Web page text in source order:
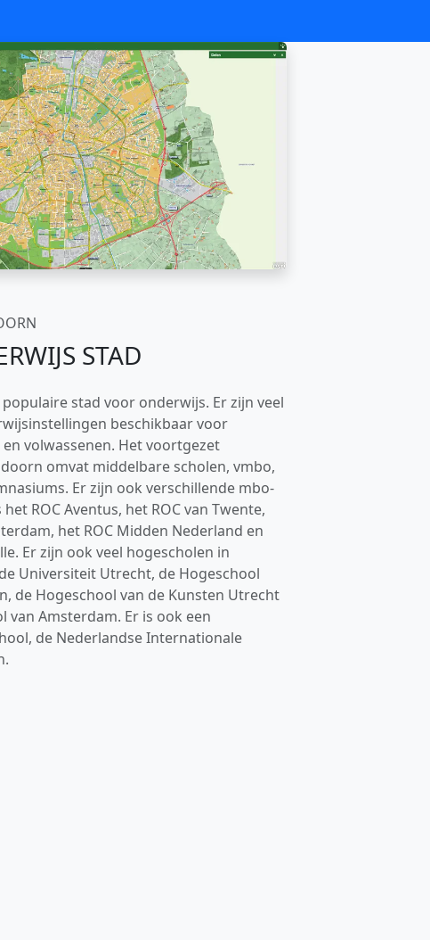
STAD
stad voor onderwijs. Er zijn veel
beschikbaar voor
volwassenen. Het voortgezet
omvat middelbare scholen, vmbo,
Er zijn ook verschillende mbo-
ROC Aventus, het ROC van Twente,
het ROC Midden Nederland en
Er zijn ook veel hogescholen in
Universiteit Utrecht, de Hogeschool
de Hogeschool van de Kunsten Utrecht
van Amsterdam. Er is ook een
de Nederlandse Internationale